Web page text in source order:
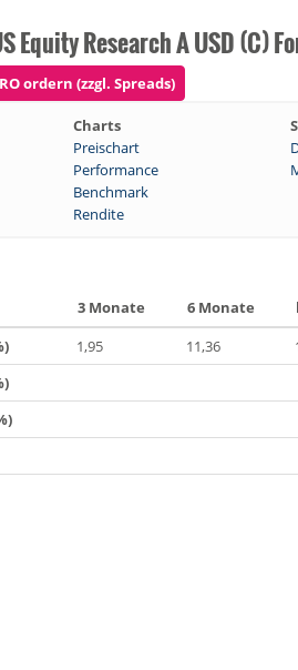
Equity Research A USD (C)
ordern (zzgl. Spreads)
Charts
Preischart
Performance
Benchmark
Rendite
3 Monate 6 Monate
1,95 11,36